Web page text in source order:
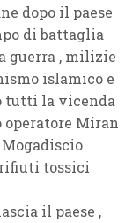
dopo il paese
di battaglia
guerra , milizie
islamico e
tutti la vicenda
Miran
tossici
il paese ,